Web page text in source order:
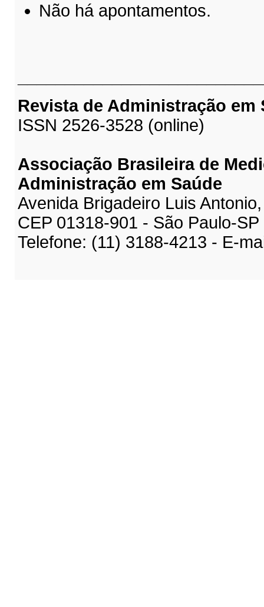
Não há apontamentos.
Revista de Administração em
ISSN 2526-3528 (online)
Associação Brasileira de
Administração em Saúde
Avenida Brigadeiro Luis
CEP 01318-901 - São Paulo-SP
Telefone: (11) 3188-4213 - E-